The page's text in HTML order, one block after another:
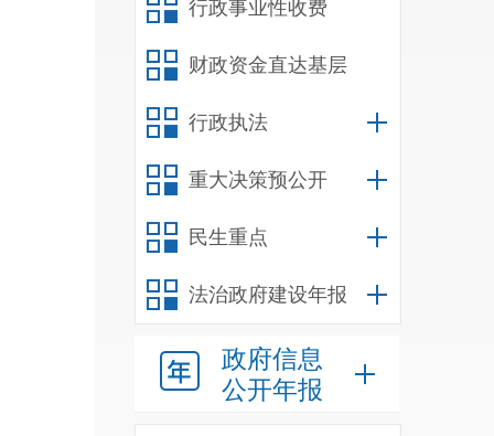
行政事业性收费
财政资金直达基层
行政执法
重大决策预公开
民生重点
法治政府建设年报
政府信息
公开年报